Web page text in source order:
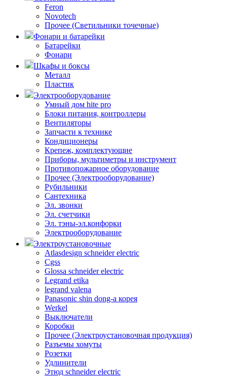
Feron
Novotech
Прочее (Светильники точечные)
Фонари и батарейки
Батарейки
Фонари
Шкафы и боксы
Металл
Пластик
Электрооборудование
Умный дом hite pro
Блоки питания, контроллеры
Вентиляторы
Запчасти к технике
Кондиционеры
Крепеж, комплектующие
Приборы, мультиметры и инструмент
Противопожарное оборудование
Прочее (Электрооборудование)
Рубильники
Сантехника
Эл. звонки
Эл. счетчики
Эл. тэны-эл.конфорки
Электрооборудование
Электроустановочные
Atlasdesign schneider electric
Cgss
Glossa schneider electric
Legrand etika
legrand valena
Panasonic shin dong-a корея
Werkel
Выключатели
Коробки
Прочее (Электроустановочная продукция)
Разъемы хомуты
Розетки
Удлинители
Этюд schneider electric